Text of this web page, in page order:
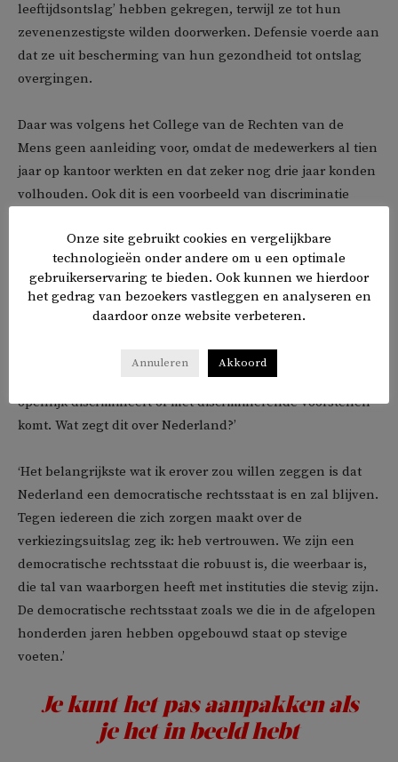
leeftijdsontslag’ hebben gekregen, terwijl ze tot hun
zevenenzestigste wilden doorwerken. Defensie voerde aan
dat ze uit bescherming van hun gezondheid tot ontslag
overgingen.
Daar was volgens het College van de Rechten van de
Mens geen aanleiding voor, omdat de medewerkers al tien
jaar op kantoor werkten en dat zeker nog drie jaar konden
volhouden. Ook dit is een voorbeeld van discriminatie
En Geert Wilders dan?
Aan het einde van de ochtend is er ruimte voor vragen. ‘U
discriminatie. Nu heeft tijdens de verkiezingen ook één op
de vier Nederlanders op de PVV gestemd, een partij die
openlijk discrimineert of met discriminerende voorstellen
komt. Wat zegt dit over Nederland?’
‘Het belangrijkste wat ik erover zou willen zeggen is dat
Nederland een democratische rechtsstaat is en zal blijven.
Tegen iedereen die zich zorgen maakt over de
verkiezingsuitslag zeg ik: heb vertrouwen. We zijn een
democratische rechtsstaat die robuust is, die weerbaar is,
die tal van waarborgen heeft met instituties die stevig zijn.
De democratische rechtsstaat zoals we die in de afgelopen
honderden jaren hebben opgebouwd staat op stevige
voeten.’
Je kunt het pas aanpakken als
je het in beeld hebt
Onze site gebruikt cookies en vergelijkbare
technologieën onder andere om u een optimale
gebruikerservaring te bieden. Ook kunnen we hierdoor
het gedrag van bezoekers vastleggen en analyseren en
daardoor onze website verbeteren.
Annuleren Akkoord